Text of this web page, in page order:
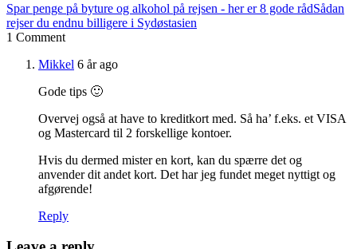
Spar penge på byture og alkohol på rejsen - her er 8 gode rådSådan
rejser du endnu billigere i Sydøstasien
1 Comment
Mikkel 6 år ago
Gode tips 🙂
Overvej også at have to kreditkort med. Så ha’ f.eks. et VISA
og Mastercard til 2 forskellige kontoer.
Hvis du dermed mister en kort, kan du spærre det og
anvender dit andet kort. Det har jeg fundet meget nyttigt og
afgørende!
Reply